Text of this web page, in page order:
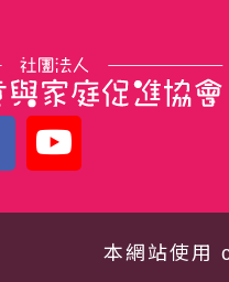
本網站使用